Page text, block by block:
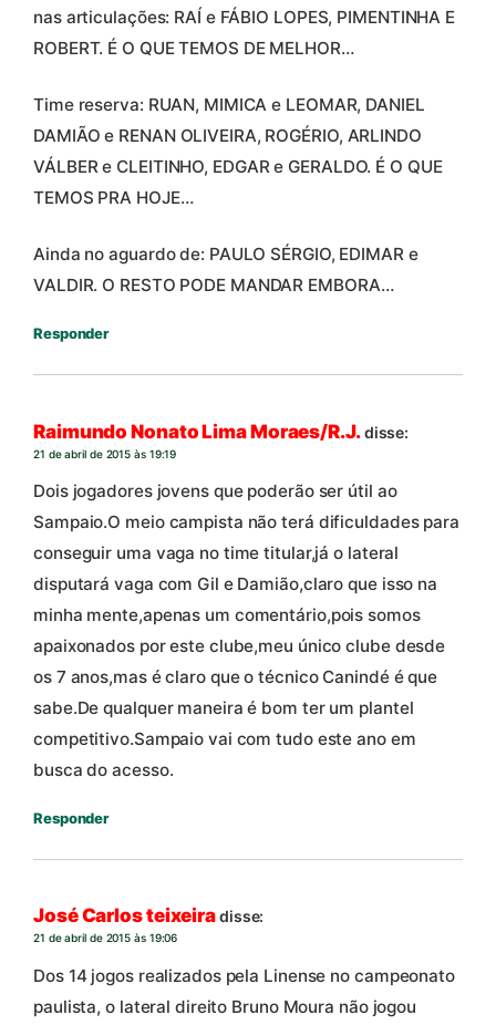
nas articulações: RAÍ e FÁBIO LOPES, PIMENTINHA E
ROBERT. É O QUE TEMOS DE MELHOR…
Time reserva: RUAN, MIMICA e LEOMAR, DANIEL
DAMIÃO e RENAN OLIVEIRA, ROGÉRIO, ARLINDO
VÁLBER e CLEITINHO, EDGAR e GERALDO. É O QUE
TEMOS PRA HOJE…
Ainda no aguardo de: PAULO SÉRGIO, EDIMAR e
VALDIR. O RESTO PODE MANDAR EMBORA…
Responder
Raimundo Nonato Lima Moraes/R.J.disse:
21 de abril de 2015 às 19:19
Dois jogadores jovens que poderão ser útil ao
Sampaio.O meio campista não terá dificuldades para
conseguir uma vaga no time titular,já o lateral
disputará vaga com Gil e Damião,claro que isso na
minha mente,apenas um comentário,pois somos
apaixonados por este clube,meu único clube desde
os 7 anos,mas é claro que o técnico Canindé é que
sabe.De qualquer maneira é bom ter um plantel
competitivo.Sampaio vai com tudo este ano em
busca do acesso.
Responder
José Carlos teixeiradisse:
21 de abril de 2015 às 19:06
Dos 14 jogos realizados pela Linense no campeonato
paulista, o lateral direito Bruno Moura não jogou